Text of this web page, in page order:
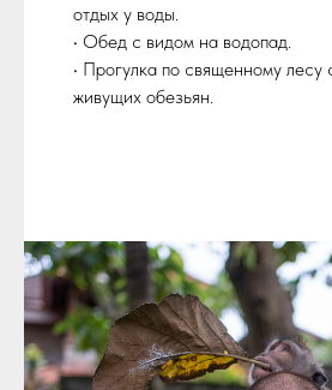
отдых у воды.
• Обед с видом на водопад.
• Прогулка по священному лесу
живущих обезьян.